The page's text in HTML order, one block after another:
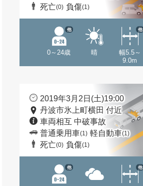
死亡(0) 負傷(1)
0～24歳
他
晴
幅5.5～
9.0m
他
2019年3月2日(土)19:00
丹波市氷上町横田 付近
車両相互 中破事故
普通乗用車(1) 軽自動車(1)
死亡(0) 負傷(1)
他 他